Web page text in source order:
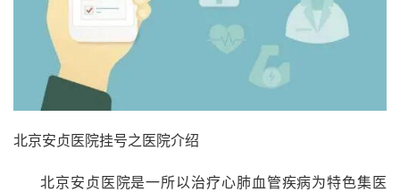
北京安贞医院挂号之医院介绍
北京安贞医院是一所以治疗心肺血管疾病为特色集医